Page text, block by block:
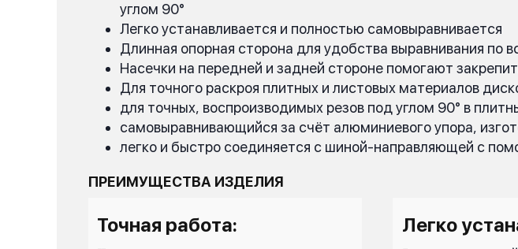
углом 90°
Легко устанавливается и полностью самовыравнивается
Длинная опорная сторона для удобства выравнивания по
Насечки на передней и задней стороне помогают
Для точного раскроя плитных и листовых материалов
для точных, воспроизводимых резов под углом 90° в
самовыравнивающийся за счёт алюминиевого упора,
легко и быстро соединяется с шиной-направляющей с
ПРЕИМУЩЕСТВА ИЗДЕЛИЯ
Точная работа: Легко